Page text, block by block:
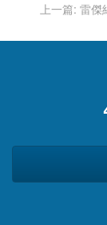
上一篇: 雷傑
生上榜